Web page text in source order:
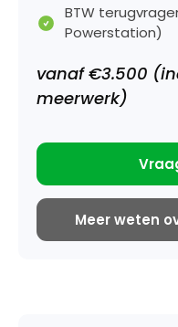
BTW
Powerstation)
vanaf €3.500
meerwerk)
Meer weten